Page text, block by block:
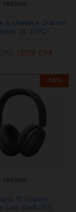
TRÉSOR
à cheveux Oraimo
2C (OPC-
13139 CFA
-14%
TRÉSOR
fil Oraimo
Lite (OHP-317) :